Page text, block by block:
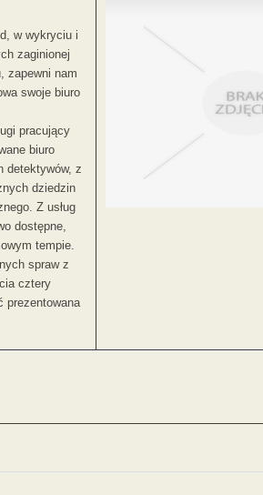
w wykryciu i
zaginionej
zapewni nam
swoje biuro
pracujący
biuro
detektywów, z
dziedzin
Z usług
dostępne,
tempie.
spraw z
cztery
prezentowana